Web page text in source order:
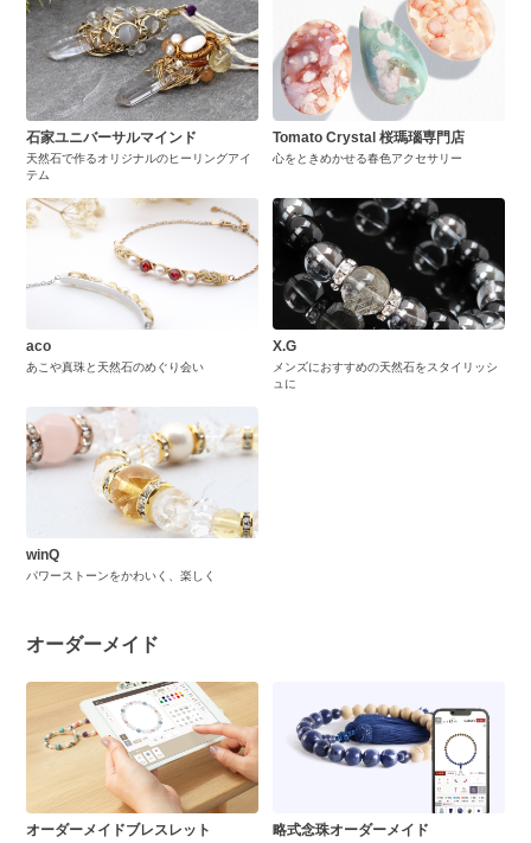
石家ユニバーサルマインド
天然石で作るオリジナルのヒーリングアイ
テム
Tomato Crystal 桜瑪瑙専門店
心をときめかせる春色アクセサリー
aco
あこや真珠と天然石のめぐり会い
X.G
メンズにおすすめの天然石をスタイリッシ
ュに
winQ
パワーストーンをかわいく、楽しく
オーダーメイド
オーダーメイドブレスレット 略式念珠オーダーメイド